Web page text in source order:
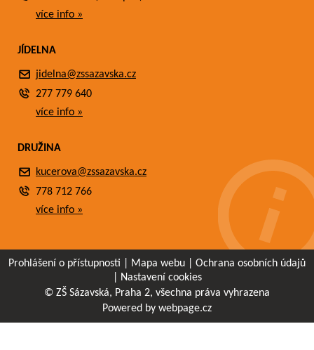
více info »
JÍDELNA
jidelna@zssazavska.cz
277 779 640
více info »
DRUŽINA
kucerova@zssazavska.cz
778 712 766
více info »
Prohlášení o přístupnosti Mapa webu
Ochrana osobních údajů
Nastavení cookies
© ZŠ Sázavská, Praha 2, všechna práva vyhrazena
Powered by webpage.cz